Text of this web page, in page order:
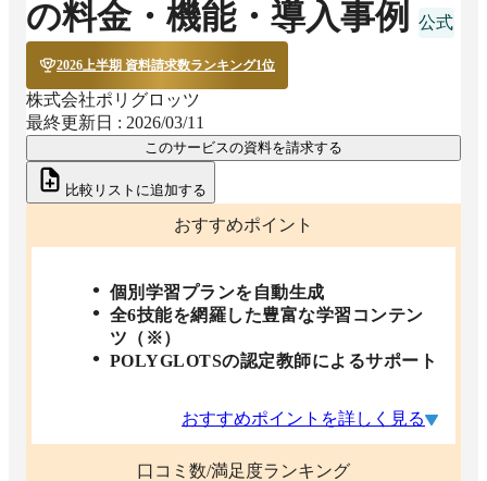
の料金・機能・導入事例
2026上半期 資料請求数ランキング1位
株式会社ポリグロッツ
最終更新日 : 2026/03/11
このサービスの資料を請求する
比較リストに追加する
おすすめポイント
個別学習プランを自動生成
全6技能を網羅した豊富な学習コンテン
ツ（※）
POLYGLOTSの認定教師によるサポート
おすすめポイントを詳しく見る
口コミ数/満足度ランキング